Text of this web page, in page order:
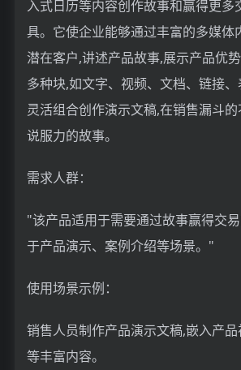
入式日历等内容创作故事和赢得更多
具。它使企业能够通过丰富的多媒体
潜在客户,讲述产品故事,展示产品优
多种块,如文字、视频、文档、链接
灵活组合创作演示文稿,在销售漏斗
说服力的故事。
需求人群：
"该产品适用于需要通过故事赢得交
于产品演示、案例介绍等场景。"
使用场景示例：
销售人员制作产品演示文稿,嵌入产
等丰富内容。